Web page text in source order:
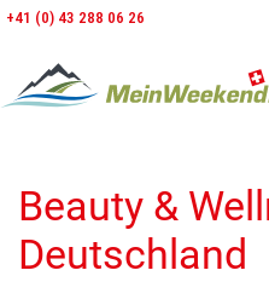
+41 (0) 43 288 06 26
Beauty &
Deutschland